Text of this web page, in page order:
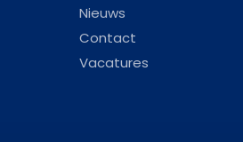
Nieuws
Contact
Vacatures